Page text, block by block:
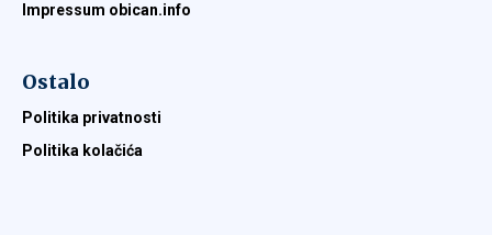
Impressum obican.info
Ostalo
Politika privatnosti
Politika kolačića